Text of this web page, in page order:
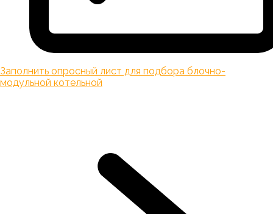
Заполнить опросный лист для подбора блочно-
модульной котельной